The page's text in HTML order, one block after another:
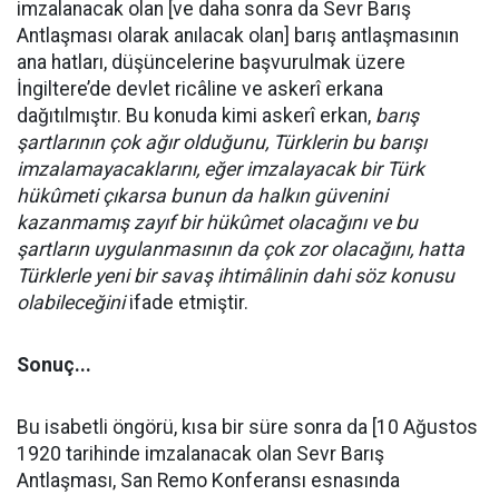
imzalanacak olan [ve daha sonra da Sevr Barış
Antlaşması olarak anılacak olan] barış antlaşmasının
ana hatları, düşüncelerine başvurulmak üzere
İngiltere’de devlet ricâline ve askerî erkana
dağıtılmıştır. Bu konuda kimi askerî erkan, barış
şartlarının çok ağır olduğunu, Türklerin bu barışı
imzalamayacaklarını, eğer imzalayacak bir Türk
hükûmeti çıkarsa bunun da halkın güvenini
kazanmamış zayıf bir hükûmet olacağını ve bu
şartların uygulanmasının da çok zor olacağını, hatta
Türklerle yeni bir savaş ihtimâlinin dahi söz konusu
olabileceğiniifade etmiştir.
Sonuç...
Bu isabetli öngörü, kısa bir süre sonra da [10 Ağustos
1920 tarihinde imzalanacak olan Sevr Barış
Antlaşması, San Remo Konferansı esnasında